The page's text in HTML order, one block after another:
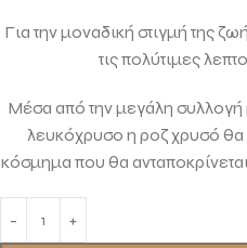
Για την μοναδική στιγμή της
τις πολύτιμες
Μέσα από την μεγάλη συλλογή
λευκόχρυσο η ροζ χρυσό θα
κόσμημα που θα